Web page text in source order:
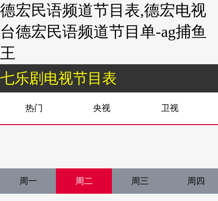
德宏民语频道节目表,德宏电视
台德宏民语频道节目单-ag捕鱼
王
七乐剧电视节目表
热门 央视 卫视
周一 周二 周三 周四